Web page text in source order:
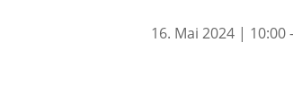
16. Mai 2024 | 10:00-